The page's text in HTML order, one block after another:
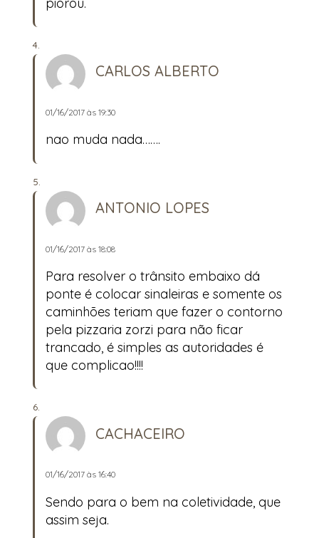
CARLOS ALBERTO
01/16/2017 às 19:30
nao muda nada…….
ANTONIO LOPES
01/16/2017 às 18:08
Para resolver o trânsito embaixo dá
ponte é colocar sinaleiras e somente os
caminhões teriam que fazer o contorno
pela pizzaria zorzi para não ficar
trancado, é simples as autoridades é
que complicao!!!!
CACHACEIRO
01/16/2017 às 16:40
Sendo para o bem na coletividade, que
assim seja.